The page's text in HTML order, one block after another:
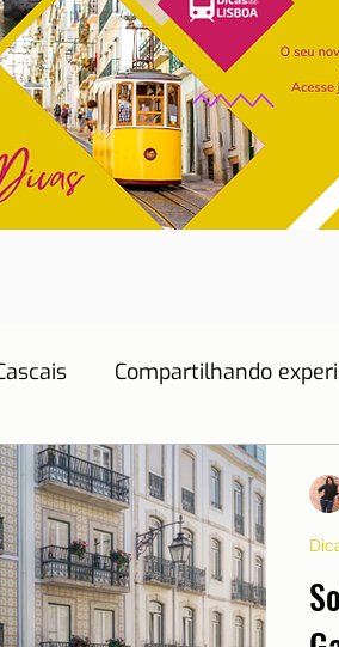
Compartilhando
Dicas de Hotéis Dicas
Educação Emprego